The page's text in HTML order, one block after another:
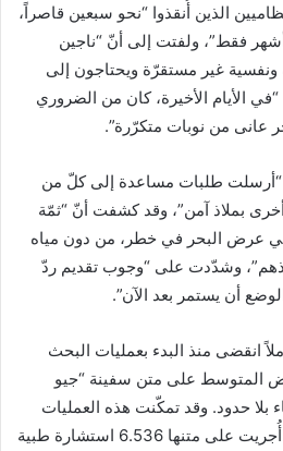
الذين أُنقذوا “نحو سبعين قاصراً،
فقط”، ولفتت إلى أنّ “ناجين
غير مستقرّة ويحتاجون إلى
الأيام الأخيرة، كان من الضروري
عانى من نوبات متكرّرة”.
“أرسلت طلبات مساعدة إلى كلّ من
أخرى بملاذ آمن”، وقد كشفت أنّ “ثمّة
في عرض البحر في خطر، من دون مياه
وشدّدت على “وجوب تقديم ردّ
أن يستمر بعد الآن”.
انقضى منذ البدء بعمليات البحث
المتوسط على متن سفينة “جيو
بلا حدود. وقد تمكّنت هذه العمليات
من إنقاذ 3.138 شخصاً فيما أُجريت على متنها 6.536 استشارة طبية